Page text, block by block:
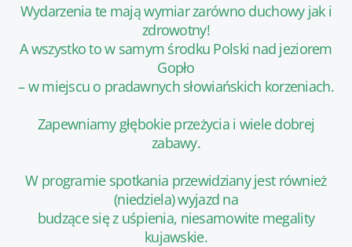
Wydarzenia te mają wymiar zarówno duchowy jak i
zdrowotny!
A wszystko to w samym środku Polski nad jeziorem
Gopło
– w miejscu o pradawnych słowiańskich korzeniach.
Zapewniamy głębokie przeżycia i wiele dobrej
zabawy.
W programie spotkania przewidziany jest również
(niedziela) wyjazd na
budzące się z uśpienia, niesamowite megality
kujawskie.